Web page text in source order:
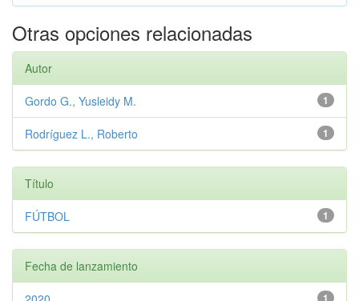
Otras opciones relacionadas
Autor
1
Gordo G., Yusleidy M.
1
Rodríguez L., Roberto
Título
1
FÚTBOL
Fecha de lanzamiento
1